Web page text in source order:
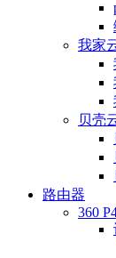
我家
贝壳
路由器
360